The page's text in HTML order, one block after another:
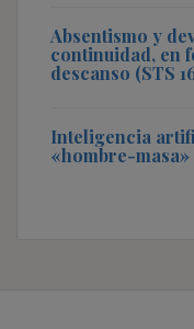
Absentismo y
continuidad, en
descanso (STS
Inteligencia
«hombre-masa»